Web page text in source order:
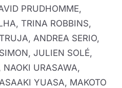
PRUDHOMME,
TRINA ROBBINS,
ANDREA SERIO,
JULIEN SOLÉ,
NAOKI URASAWA,
YUASA, MAKOTO